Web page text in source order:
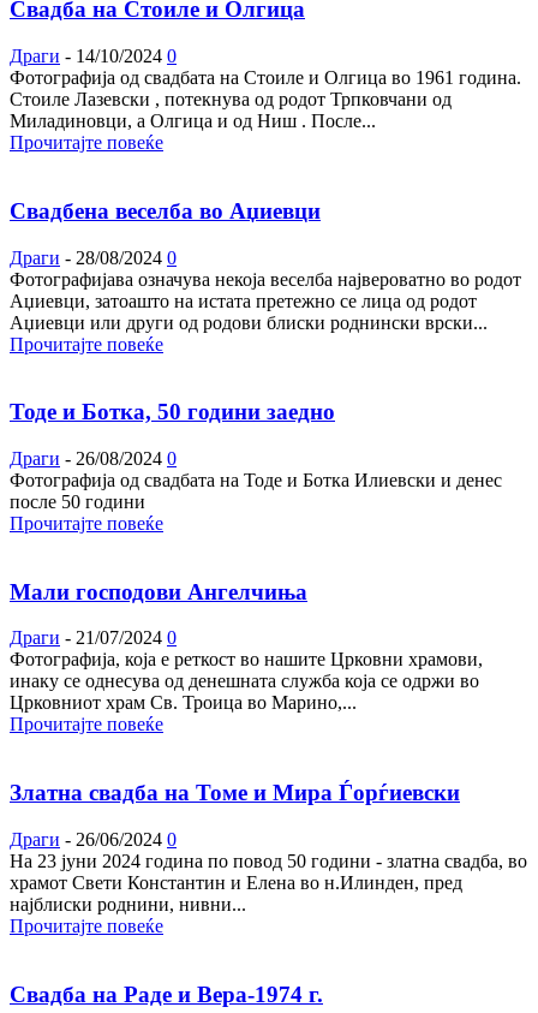
Свадба на Стоиле и Олгица
Драги - 14/10/2024 0
Фотографија од свадбата на Стоиле и Олгица во 1961 година.
Стоиле Лазевски , потекнува од родот Трпковчани од
Миладиновци, а Олгица и од Ниш . После...
Прочитајте повеќе
Свадбена веселба во Аџиевци
Драги - 28/08/2024 0
Фотографијава означува некоја веселба највероватно во родот
Аџиевци, затоашто на истата претежно се лица од родот
Аџиевци или други од родови блиски роднински врски...
Прочитајте повеќе
Тоде и Ботка, 50 години заедно
Драги - 26/08/2024 0
Фотографија од свадбата на Тоде и Ботка Илиевски и денес
после 50 години
Прочитајте повеќе
Мали господови Ангелчиња
Драги - 21/07/2024 0
Фотографија, која е реткост во нашите Црковни храмови,
инаку се однесува од денешната служба која се одржи во
Црковниот храм Св. Троица во Марино,...
Прочитајте повеќе
Златна свадба на Томе и Мира Ѓорѓиевски
Драги - 26/06/2024 0
На 23 јуни 2024 година по повод 50 години - златна свадба, во
храмот Свети Константин и Елена во н.Илинден, пред
најблиски роднини, нивни...
Прочитајте повеќе
Свадба на Раде и Вера-1974 г.